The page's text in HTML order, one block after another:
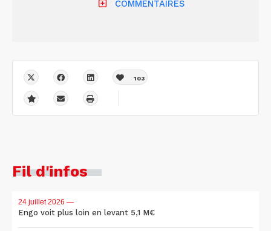
COMMENTAIRES
103
Fil d'infos
24 juillet 2026 —
Engo voit plus loin en levant 5,1 M€